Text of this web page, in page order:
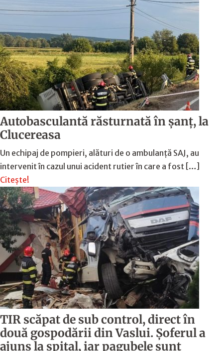
Autobasculantă răsturnată în șanț, la
Clucereasa
Un echipaj de pompieri, alături de o ambulanță SAJ, au
intervenit în cazul unui acident rutier în care a fost […]
Citește!
TIR scăpat de sub control, direct în
două gospodării din Vaslui. Șoferul a
ajuns la spital, iar pagubele sunt